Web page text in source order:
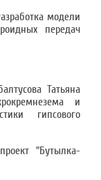
модели
передач
Татьяна
и
гипсового
"Бутылка-